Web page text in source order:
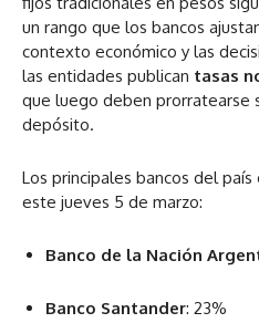
un rango que los bancos
contexto económico y las
las entidades publican tasas
que luego deben prorratearse
depósito.
Los principales bancos del
este jueves 5 de marzo:
Banco de la Nación
Banco Santander: 23%